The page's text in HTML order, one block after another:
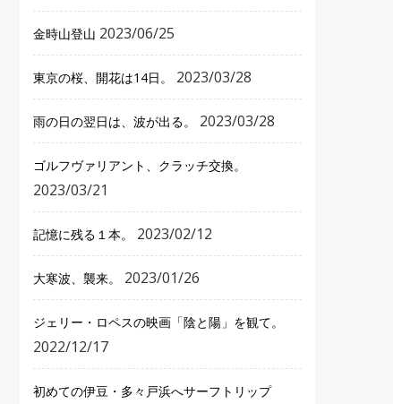
金時山登山 2023/06/25
東京の桜、開花は14日。 2023/03/28
雨の日の翌日は、波が出る。 2023/03/28
ゴルフヴァリアント、クラッチ交換。
2023/03/21
記憶に残る１本。 2023/02/12
大寒波、襲来。 2023/01/26
ジェリー・ロペスの映画「陰と陽」を観て。
2022/12/17
初めての伊豆・多々戸浜へサーフトリップ